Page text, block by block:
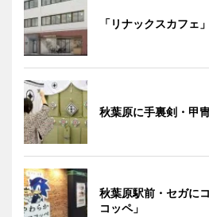
「リナックスカフェ
秋葉原に手裏剣・甲
秋葉原駅前・セガに
コッペ」